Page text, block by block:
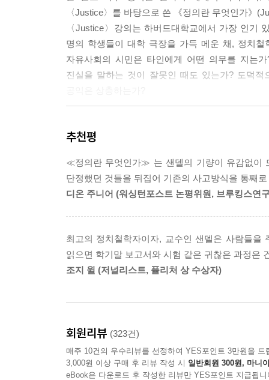
〈Justice〉를 바탕으로 쓴 《정의란 무엇인가》
〈Justice〉강의는 하버드대학교에서 가장 인기
명의 학생들이 대학 극장을 가득 메운 채, 정치
자유사회의 시민은 타인에게 어떤 의무를 지는
진실을 말하는 것이 잘못인 때도 있는가? 도덕
통과할 수 있을까? 《정의란 무엇인가》는 이러한
행복을 극대화하고 자유를 존중하며 미덕을 기르
의견이 대립하기 마련이다. 정치철학이 이런 상
대안에 도덕성을 부여하는 데 도움이 될 수 있다.
상관없이 모든 독자에게 그동안 익히 들어온
도전적인 발상을 선보이면서, 철학을 이해하면
움직이는 과정에서 나타나는 수많은 결정들이 어
정의를 이해하는 세 가지 방식, 행복의 극대화, 자
《정의란 무엇인가》는 아리스토텔레스에서부
추천평
≪정의란 무엇인가≫ 는 샌델의 기량이 유감없이
단정했던 것들을 뒤집어 기존의 사고방식을 통째
디온 주니어 (워싱턴포스트 논평위원, 브루킹스연
최고의 정치철학자이자, 교수인 샌델은 사람들
읽으면 학기말 보고서와 시험 같은 귀찮은 과정은
조지 윌 (저널리스트, 퓰리처 상 수상자)
회원리뷰 (323건)
매주 10건의 우수리뷰를 선정하여 YES포인트 3만원을 드
3,000원 이상 구매 후 리뷰 작성 시 일반회원 300원, 마니
eBook은 다운로드 후 작성한 리뷰만 YES포인트 지급됩니